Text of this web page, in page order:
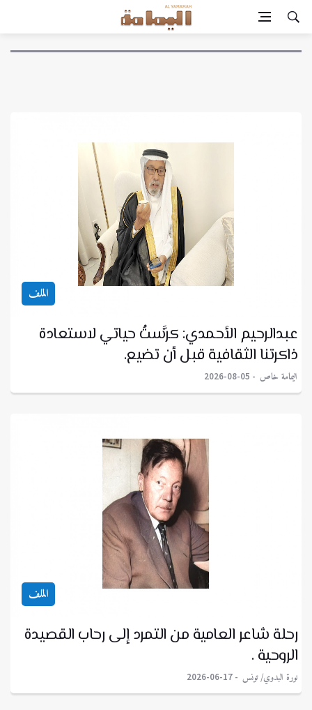
الملف
عبدالرحيم الأحمدي: كرَّستُ حياتي لاستعادة
ذاكرتنا الثقافية قبل أن تضيع.
اليمامة خاص 2026-08-05
الملف
رحلة شاعر العامية من التمرد إلى رحاب القصيدة
الروحية .
نورة البدوي/ تونس 2026-06-17